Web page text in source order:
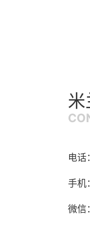
米
电
手机
微